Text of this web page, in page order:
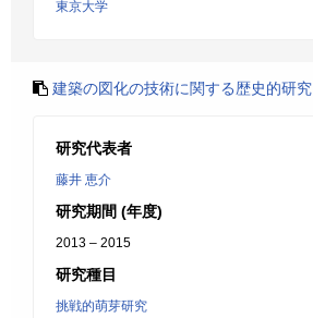
東京大学
建築の図化の技術に関する歴史的研究
研究代表者
藤井 恵介
研究期間 (年度)
2013 – 2015
研究種目
挑戦的萌芽研究